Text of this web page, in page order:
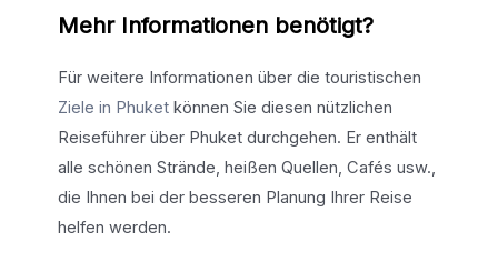
Mehr Informationen benötigt?
Für weitere Informationen über die touristischen
Ziele in Phuketkönnen Sie diesen nützlichen
Reiseführer über Phuket durchgehen. Er enthält
alle schönen Strände, heißen Quellen, Cafés usw.,
die Ihnen bei der besseren Planung Ihrer Reise
helfen werden.